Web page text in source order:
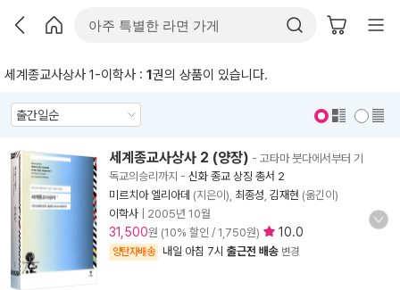
세계종교사상사 1-이학사 : 1권의 상품이 있습니다.
세계종교사상사 2 (양장) - 고타마 붓다에서부터 기
독교의승리까지 - 신화 종교 상징 총서 2
미르치아 엘리아데 (지은이), 최종성 김재현 (옮긴이)
이학사
2005년 10월
31,500원 (10% 할인 / 1,750원) 10.0
양탄자배송 내일 아침 7시 출근전 배송 변경